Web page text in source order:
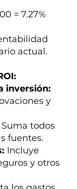
= 7.27%
actual.
inversión:
y
Suma todos
fuentes.
Incluye
y otros